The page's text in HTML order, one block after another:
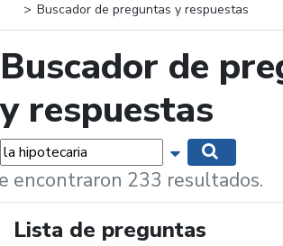
Buscador de preguntas y respuestas
Buscador de
y respuestas
Mostrar
encontraron 233 resultados.
Lista de preguntas